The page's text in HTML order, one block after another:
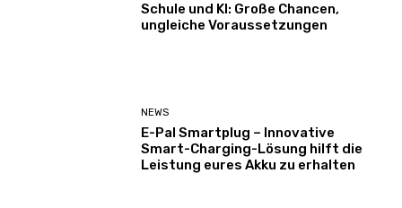
Schule und KI: Große Chancen,
ungleiche Voraussetzungen
NEWS
E-Pal Smartplug – Innovative
Smart-Charging-Lösung hilft die
Leistung eures Akku zu erhalten